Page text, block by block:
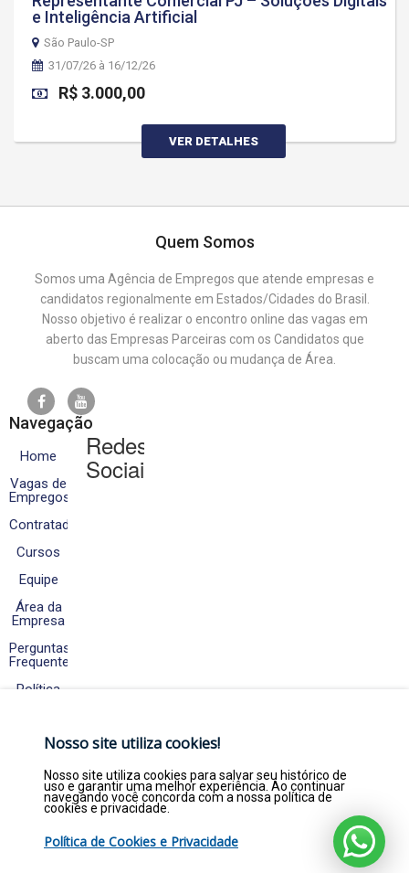
e Inteligência Artificial
São Paulo-SP
31/07/26 à 16/12/26
R$ 3.000,00
VER DETALHES
Quem Somos
Somos uma Agência de Empregos que atende empresas e
candidatos regionalmente em Estados/Cidades do Brasil.
Nosso objetivo é realizar o encontro online das vagas em
aberto das Empresas Parceiras com os Candidatos que
buscam uma colocação ou mudança de Área.
Navegação
Home
Vagas de
Empregos
Contratados
Cursos
Equipe
Área da
Empresa
Perguntas
Frequentes
Política
Privacidade
Fale
Conosco
Redes
Sociais
Copyright © 2026. Empregar Já Estágios e
Nosso site utiliza cookies!
Nosso site utiliza cookies para salvar seu histórico de
uso e garantir uma melhor experiência. Ao continuar
navegando você concorda com a nossa política de
cookies e privacidade.
Política de Cookies e Privacidade